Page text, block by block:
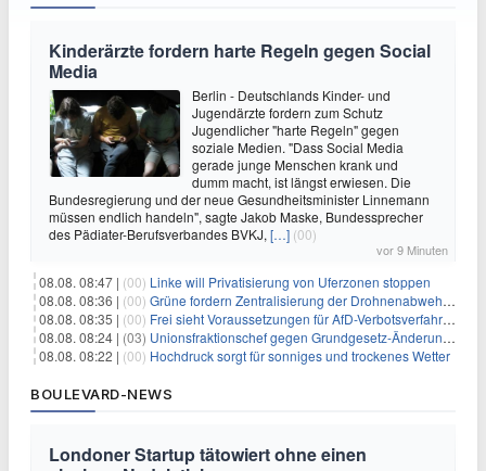
Kinderärzte fordern harte Regeln gegen Social
Media
Berlin - Deutschlands Kinder- und
Jugendärzte fordern zum Schutz
Jugendlicher "harte Regeln" gegen
soziale Medien. "Dass Social Media
gerade junge Menschen krank und
dumm macht, ist längst erwiesen. Die
Bundesregierung und der neue Gesundheitsminister Linnemann
müssen endlich handeln", sagte Jakob Maske, Bundessprecher
des Pädiater-Berufsverbandes BVKJ, […] (00)
vor 9 Minuten
08.08. 08:47 | (00) Linke will Privatisierung von Uferzonen stoppen
08.08. 08:36 | (00) Grüne fordern Zentralisierung der Drohnenabwehr bei Bundespolizei
08.08. 08:35 | (00) Frei sieht Voraussetzungen für AfD-Verbotsverfahren nicht gegeben
08.08. 08:24 | (03) Unionsfraktionschef gegen Grundgesetz-Änderung für queere Rechte
08.08. 08:22 | (00) Hochdruck sorgt für sonniges und trockenes Wetter
BOULEVARD-NEWS
Londoner Startup tätowiert ohne einen